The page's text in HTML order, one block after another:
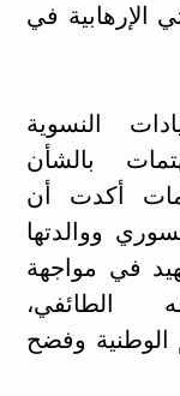
الإرهابية في
النسوية
بالشأن
أكدت أن
ووالدتها
في مواجهة
الطائفي،
الوطنية وفضح